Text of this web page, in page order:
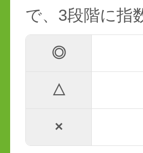
で、3段階に指
◎
△
×